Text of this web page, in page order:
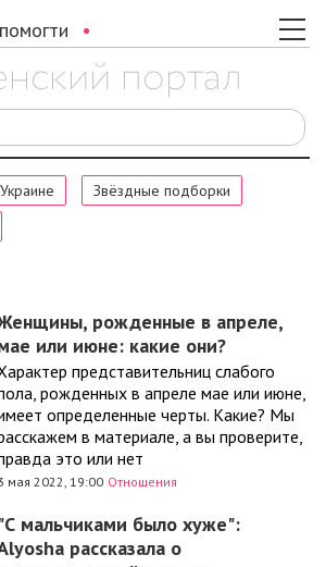
Звёздные подборки
рожденные в апреле,
или июне: какие они?
представительниц слабого
рожденных в апреле мае или июне,
определенные черты. Какие? Мы
в материале, а вы проверите,
это или нет
мая 2022, 19:00 Отношения
"С мальчиками было хуже":
рассказала о